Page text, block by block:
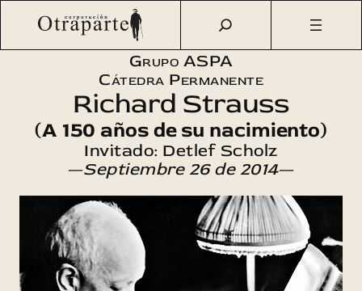
Saltar
Otraparte.org/ Agenda Cultural Aspa/
Richard Strauss: A
150 años de su nacimiento
Grupo ASPA
Cátedra Permanente
Richard Strauss
(A 150 años de su nacimiento)
Invitado: Detlef Scholz
—Septiembre 26 de 2014—